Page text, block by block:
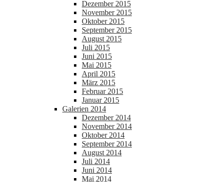
Dezember 2015
November 2015
Oktober 2015
September 2015
August 2015
Juli 2015
Juni 2015
Mai 2015
April 2015
März 2015
Februar 2015
Januar 2015
Galerien 2014
Dezember 2014
November 2014
Oktober 2014
September 2014
August 2014
Juli 2014
Juni 2014
Mai 2014